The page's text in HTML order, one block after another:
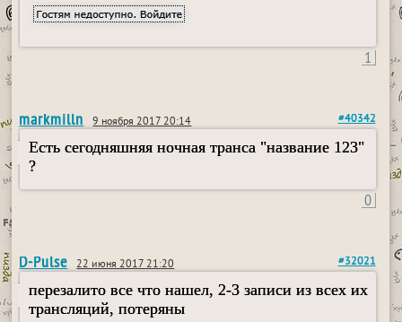
1
markmilln 9 ноября 2017 20:14 #40342
Есть сегодняшняя ночная транса "название 123"
?
0
D-Pulse 22 июня 2017 21:20 #32021
перезалито все что нашел, 2-3 записи из всех их
трансляций, потеряны